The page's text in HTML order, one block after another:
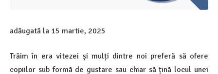
adăugată la 15 martie, 2025
Trăim în era vitezei și mulți dintre noi preferă să ofere
copiilor sub formă de gustare sau chiar să țină locul unei